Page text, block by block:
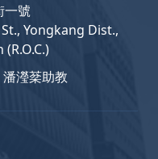
一號
Yongkang Dist.,
瀅棻助教